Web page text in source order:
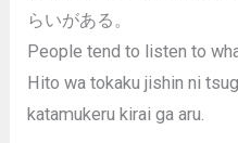
らいがある。
People tend to listen to
Hito wa tokaku jishin ni
katamukeru kirai ga aru.